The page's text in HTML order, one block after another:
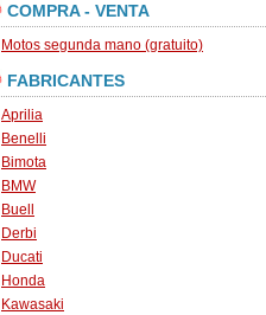
COMPRA - VENTA
Motos segunda mano (gratuito)
FABRICANTES
Aprilia
Benelli
Bimota
BMW
Buell
Derbi
Ducati
Honda
Kawasaki